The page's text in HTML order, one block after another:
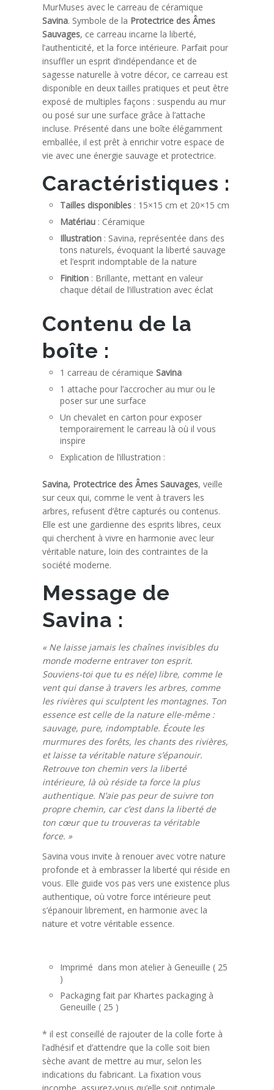
MurMuses avec le carreau de céramique
Savina. Symbole de la Protectrice des Âmes
Sauvages, ce carreau incarne la liberté,
l’authenticité, et la force intérieure. Parfait pour
insuffler un esprit d’indépendance et de
sagesse naturelle à votre décor, ce carreau est
disponible en deux tailles pratiques et peut être
exposé de multiples façons : suspendu au mur
ou posé sur une surface grâce à l’attache
incluse. Présenté dans une boîte élégamment
emballée, il est prêt à enrichir votre espace de
vie avec une énergie sauvage et protectrice.
Caractéristiques :
Tailles disponibles : 15×15 cm et 20×15 cm
Matériau : Céramique
Illustration : Savina, représentée dans des
tons naturels, évoquant la liberté sauvage
et l’esprit indomptable de la nature
Finition : Brillante, mettant en valeur
chaque détail de l’illustration avec éclat
Contenu de la
boîte :
1 carreau de céramiqueSavina
1 attache pour l’accrocher au mur ou le
poser sur une surface
Un chevalet en carton pour exposer
temporairement le carreau là où il vous
inspire
Explication de l’illustration :
Savina, Protectrice des Âmes Sauvages, veille
sur ceux qui, comme le vent à travers les
arbres, refusent d’être capturés ou contenus.
Elle est une gardienne des esprits libres, ceux
qui cherchent à vivre en harmonie avec leur
véritable nature, loin des contraintes de la
société moderne.
Message de
Savina :
« Ne laisse jamais les chaînes invisibles du
monde moderne entraver ton esprit.
Souviens-toi que tu es né(e) libre, comme le
vent qui danse à travers les arbres, comme
les rivières qui sculptent les montagnes. Ton
essence est celle de la nature elle-même :
sauvage, pure, indomptable. Écoute les
murmures des forêts, les chants des rivières,
et laisse ta véritable nature s’épanouir.
Retrouve ton chemin vers la liberté
intérieure, là où réside ta force la plus
authentique. N’aie pas peur de suivre ton
propre chemin, car c’est dans la liberté de
ton cœur que tu trouveras ta véritable
force. »
Savina vous invite à renouer avec votre nature
profonde et à embrasser la liberté qui réside en
vous. Elle guide vos pas vers une existence plus
authentique, où votre force intérieure peut
s’épanouir librement, en harmonie avec la
nature et votre véritable essence.
Imprimé dans mon atelier à Geneuille ( 25
)
Packaging fait par Khartes packaging à
Geneuille ( 25 )
* il est conseillé de rajouter de la colle forte à
l’adhésif et d’attendre que la colle soit bien
sèche avant de mettre au mur, selon les
indications du fabricant. La fixation vous